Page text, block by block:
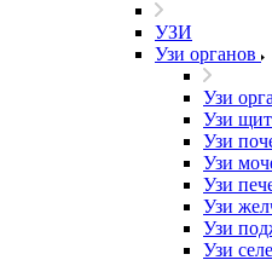
УЗИ
Узи органов
Узи
Узи
Узи
Узи
Узи
Узи
Узи
Узи